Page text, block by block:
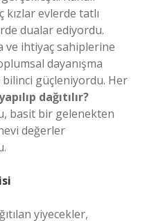
kızlar evlerde tatlı
dualar ediyordu.
ve ihtiyaç sahiplerine
dayanışma
güçleniyordu. Her
dağıtılır?
basit bir gelenekten
değerler
yiyecekler,